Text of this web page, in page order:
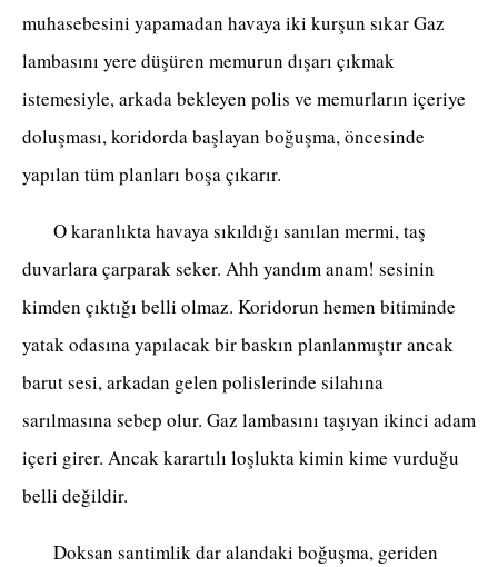
muhasebesini yapamadan havaya iki kurşun sıkar Gaz
lambasını yere düşüren memurun dışarı çıkmak
istemesiyle, arkada bekleyen polis ve memurların içeriye
doluşması, koridorda başlayan boğuşma, öncesinde
yapılan tüm planları boşa çıkarır.
O karanlıkta havaya sıkıldığı sanılan mermi, taş
duvarlara çarparak seker. Ahh yandım anam! sesinin
kimden çıktığı belli olmaz. Koridorun hemen bitiminde
yatak odasına yapılacak bir baskın planlanmıştır ancak
barut sesi, arkadan gelen polislerinde silahına
sarılmasına sebep olur. Gaz lambasını taşıyan ikinci adam
içeri girer. Ancak karartılı loşlukta kimin kime vurduğu
belli değildir.
Doksan santimlik dar alandaki boğuşma, geriden